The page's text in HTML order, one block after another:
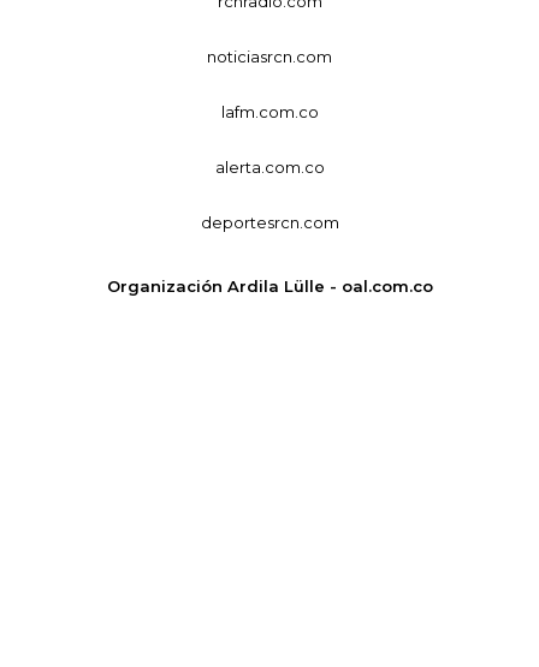
noticiasrcn.com
lafm.com.co
alerta.com.co
deportesrcn.com
Organización Ardila Lülle - oal.com.co